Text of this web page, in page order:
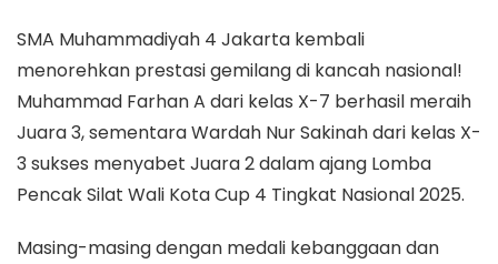
SMA Muhammadiyah 4 Jakarta kembali
menorehkan prestasi gemilang di kancah nasional!
Muhammad Farhan A dari kelas X-7 berhasil meraih
Juara 3, sementara Wardah Nur Sakinah dari kelas X-
3 sukses menyabet Juara 2 dalam ajang Lomba
Pencak Silat Wali Kota Cup 4 Tingkat Nasional 2025.
Masing-masing dengan medali kebanggaan dan